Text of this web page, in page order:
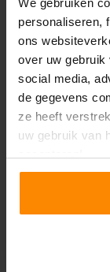
We gebruiken
personaliseren,
ons
over uw
social media,
de gegevens
ze heeft
uw gebruik van